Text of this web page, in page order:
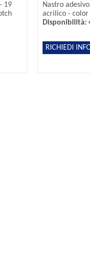
19
Nastro
acrilico - color
Disponibilità:
RICHIEDI